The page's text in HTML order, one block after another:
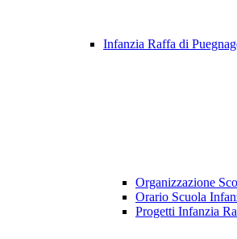
Infanzia Raffa di
Organizzazione
Orario Scuola
Progetti Infanzia